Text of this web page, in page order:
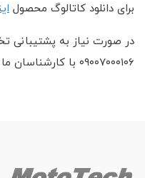
برای دانلود کاتالوگ محصول
در صورت نیاز به پشتیبانی
۰۹۰۰۷۰۰۰۱۰۶ با کارشناسان ما در تماس باشید.